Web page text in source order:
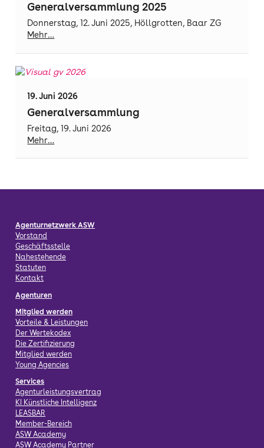
Generalversammlung 2025
Donnerstag, 12. Juni 2025, Höllgrotten, Baar ZG
Mehr…
19. Juni 2026
Generalversammlung
Freitag, 19. Juni 2026
Mehr…
Agenturnetzwerk ASW
Vorstand
Geschäftsstelle
Nahestehende
Statuten
Kontakt
Agenturen
Mitglied werden
Vorteile & Leistungen
Der Wertekodex
Die Zertifizierung
Mitglied werden
Young Agencies
Services
Agenturleistungsvertrag
KI Künstliche Intelligenz
LEASBAR
Member-Bereich
ASW Academy
ASW Academy Partner